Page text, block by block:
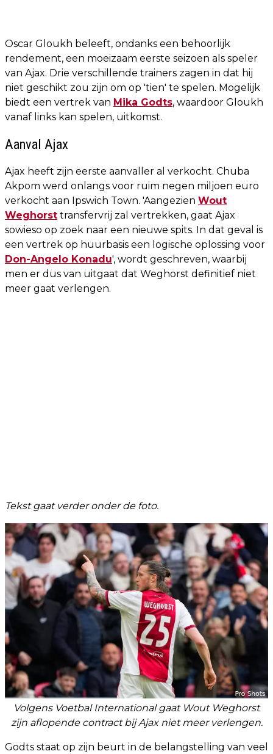
Oscar Gloukh beleeft, ondanks een behoorlijk
rendement, een moeizaam eerste seizoen als speler
van Ajax. Drie verschillende trainers zagen in dat hij
niet geschikt zou zijn om op 'tien' te spelen. Mogelijk
biedt een vertrek van Mika Godts, waardoor Gloukh
vanaf links kan spelen, uitkomst.
Aanval Ajax
Ajax heeft zijn eerste aanvaller al verkocht. Chuba
Akpom werd onlangs voor ruim negen miljoen euro
verkocht aan Ipswich Town. 'Aangezien Wout
Weghorst transfervrij zal vertrekken, gaat Ajax
sowieso op zoek naar een nieuwe spits. In dat geval is
een vertrek op huurbasis een logische oplossing voor
Don-Angelo Konadu', wordt geschreven, waarbij
men er dus van uitgaat dat Weghorst definitief niet
meer gaat verlengen.
Tekst gaat verder onder de foto.
Volgens Voetbal International gaat Wout Weghorst
zijn aflopende contract bij Ajax niet meer verlengen.
Godts staat op zijn beurt in de belangstelling van veel